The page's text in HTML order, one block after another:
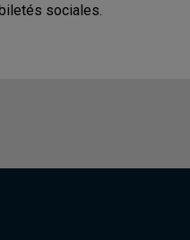
sociales.